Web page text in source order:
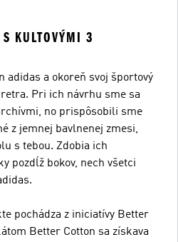
KULTOVÝMI 3
adidas a okoreň svoj športový
Pri ich návrhu sme sa
no prispôsobili sme
z jemnej bavlnenej zmesi,
s tebou. Zdobia ich
pozdĺž bokov, nech všetci
pochádza z iniciatívy Better
Better Cotton sa získava